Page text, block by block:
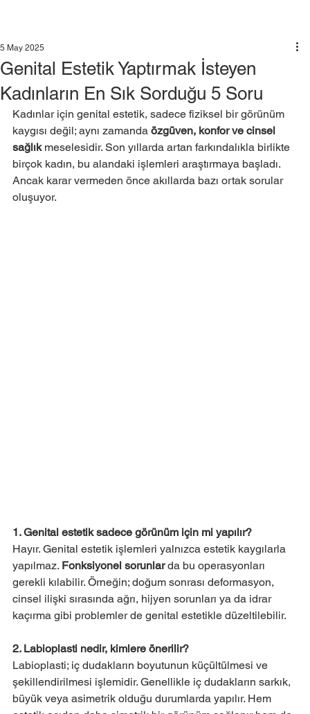
Genital Estetik Yaptırmak İsteyen
Kadınların En Sık Sorduğu 5 Soru
5 May 2025
Kadınlar için genital estetik, sadece fiziksel bir görünüm
kaygısı değil; aynı zamanda özgüven, konfor ve cinsel
sağlık meselesidir. Son yıllarda artan farkındalıkla birlikte
birçok kadın, bu alandaki işlemleri araştırmaya başladı.
Ancak karar vermeden önce akıllarda bazı ortak sorular
oluşuyor.
1. Genital estetik sadece görünüm için mi yapılır?
Hayır. Genital estetik işlemleri yalnızca estetik kaygılarla
yapılmaz. Fonksiyonel sorunlar da bu operasyonları
gerekli kılabilir. Örneğin; doğum sonrası deformasyon,
cinsel ilişki sırasında ağrı, hijyen sorunları ya da idrar
kaçırma gibi problemler de genital estetikle düzeltilebilir.
2. Labioplasti nedir, kimlere önerilir?
Labioplasti; iç dudakların boyutunun küçültülmesi ve
şekillendirilmesi işlemidir. Genellikle iç dudakların sarkık,
büyük veya asimetrik olduğu durumlarda yapılır. Hem